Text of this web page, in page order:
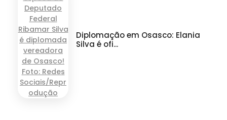
Diplomação em Osasco: Elania
Silva é ofi...